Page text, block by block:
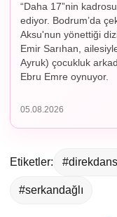
“Daha 17”nin
ediyor. Bodrum’da
Aksu'nun yönettiği
Emir Sarıhan,
Ayruk) çocukluk
Ebru Emre oynuyor.
05.08.2026
Etiketler:
#serkandağlı